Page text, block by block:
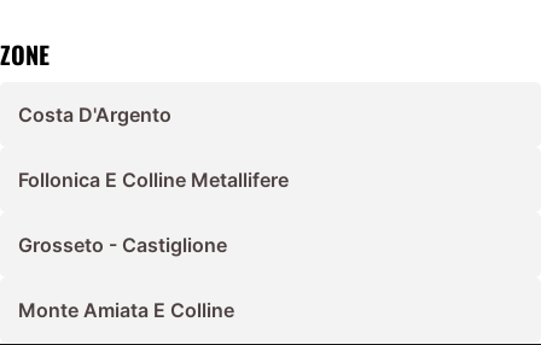
ZONE
Costa D'Argento
Follonica E Colline Metallifere
Grosseto - Castiglione
Monte Amiata E Colline